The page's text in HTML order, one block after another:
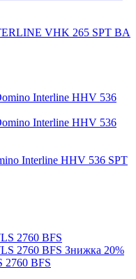
VHK 265 SPT BA
Interline HHV 536 SPT
Знижка 20%
2760 BFS